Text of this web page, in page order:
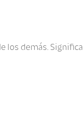
los demás. Significa